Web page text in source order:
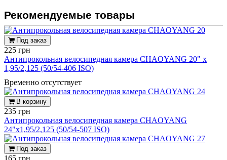
Рекомендуемые товары
Под заказ
225 грн
Антипрокольная велосипедная камера CHAOYANG 20" x
1,95/2,125 (50/54-406 ISO)
Временно отсутствует
В корзину
235 грн
Антипрокольная велосипедная камера CHAOYANG
24"x1,95/2,125 (50/54-507 ISO)
Под заказ